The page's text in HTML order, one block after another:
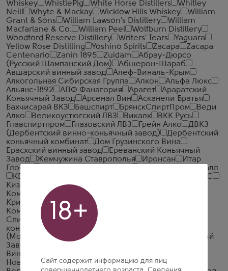
Whiskey
WhistlePig White Horse Distillers
Whitley
Neill
Whyte & Mackay Wicklow Hills Whiskey
William
Grant & Sons
William Lawson's Distillery
William
Macfarlane & Co.
William Peel
Wolfburn Distillery
Woodford Reserve Distillery
Writers' Tears
Yaguara
Yellow Rose Distilling
Yoshino Spirits Zacapa
Zacapa
Centenario
Zanin 1895 Zuidam
Абрау-Дюрсо
(Русский Шампанский Дом)
Абшерон-Шараб
Авшарский винный завод
Алеф-Виналь-Крым
Алкогольная Сибирская Группа
Алкон
Альфа Люкс
Альянс-1892
АПФ Фанагория Арагет
Араратский
Коньячный Завод
Арсенал Вин
Асканели Братья
Бахчисарай ВКЗ
Башспирт БрянскСпиртПром
Веди
Алко
Великоустюгский ЛВЗ Викалк
ВКК Русь
Главспиртпром
Глазовский ЛВЗ Грейн Алко
ДВКЗ
(Дербентский винно-коньячный завод)
Дербентский
коньячный комбинат
Дом Грузинского Вина
Ерасхский винный завод
Ереванский Коньячный
Завод
Жемчужина Ставрополья Иронсан
Итар
Глобал
Калужский Кристалл
КВКЗ (Коломенский винно-коньячный завод)
КВС
Кизлярский коньячный завод
Компания Алкогольных Напитков Алаверди
Кристалл-Лефортово ГК
Компания
ЛВЗ Московский
Спиртоводочный Завод Аквадив
коньячный завод
Минск Кристалл
(Московский Межреспубликанский Винодельческий
Завод)
Винно-коньячный завод
Новокубанское
Объединенные Пензенские
18+
Сайт содержит информацию для лиц